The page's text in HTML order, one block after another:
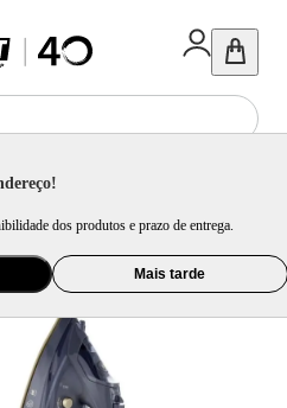
dos produtos e prazo de entrega.
Mais tarde